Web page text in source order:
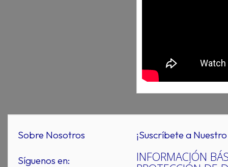
Sobre Nosotros
Síguenos en:
¡Suscríbete a
INFORMACIÓN